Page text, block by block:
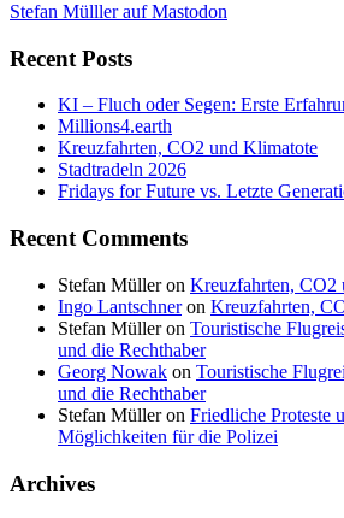
Stefan Mülller auf Mastodon
Recent Posts
KI – Fluch oder Segen: Erste
Millions4.earth
Kreuzfahrten, CO2 und Klimatote
Stadtradeln 2026
Fridays for Future vs. Letzte
Recent Comments
Stefan Mülleron Kreuzfahrten, CO2
Ingo Lantschneron Kreuzfahrten,
Stefan Mülleron Touristische
und die Rechthaber
Georg Nowak on Touristische
und die Rechthaber
Stefan Mülleron Friedliche Proteste
Möglichkeiten für die Polizei
Archives